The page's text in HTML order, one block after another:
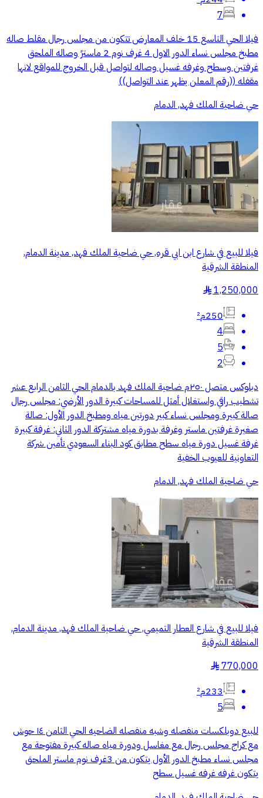
7
فيلا الحي التاسع 15 خلف المعارض تتكون من مجلس رجال مقلط صاله
مطبخ مجلس نساء الدور الاول 4 غرف نوم 2 ماسترً وصاله الملحق
غرفتين وسطح وغرفه غسيل وصاله لتواصل قبل الخروج للمواقع لانها
مقفله ((رقم المعلن يظهر عند التواصل))
حي ضاحية الملك فهد, الدمام
فيلا للبيع في شارع ابن ابي قره, حي ضاحية الملك فهد, مدينة الدمام,
المنطقة الشرقية
1,250,000
§
250م²
4
5
2
دبلوكس متصل ٢٥٠م ضاحية الملك فهد بالدمام الحي الثامن الرابع عشر
تشطيب راقي واستغلال أمثل للمساحات كبيرة الدور الأرضي: مجلس رجال
صالة كبيرة ومجلس نساء كبير دورتين مياه ومطبخ الدور الأول: صالة
صغيرة غرفتين ماستر وغرفة بدورة مياه مشتركة الدور الثاني: غرفة كبيرة
غرفة غسيل دورة مياه سطح مطابق كود البناء السعودي تأمين شركة
التعاونية للعيوب الخفية
حي ضاحية الملك فهد, الدمام
فيلا للبيع في شارع العطار التميمي, حي ضاحية الملك فهد, مدينة الدمام,
المنطقة الشرقية
770,000
§
233م²
5
للبيع دوبلكسات منفصله وشبه منفصله الضاحيه الحي الثامن ١٤ حوش
مع كراج مجلس رجال مع مغاسل ودورة مياه صاله كبيرة مفتوحة مع
مجلس نساء مطبخ الدور الأول يتكون من 3غرف نوم ماستر الملحق
يتكون غرفه غرفه غسيل سطح